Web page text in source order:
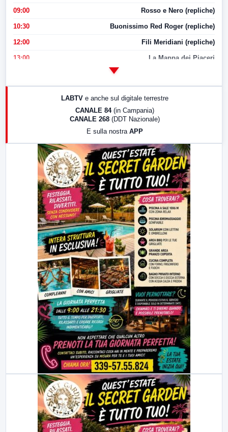
09:00 Rosso e Nero (repliche)
10:30 Buonissimo Red Roger (repliche)
12:00 Fili Meridiani (repliche)
13:00 La Mappa dei Piaceri
LabNews (replica)
LABTV e anche sul digitale terrestre
CANALE 84 (in Campania)
CANALE 268 (DDT Nazionale)
E sulla nostra APP